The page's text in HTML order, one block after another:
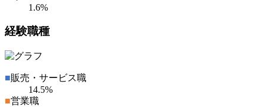
1.6%
経験職種
■販売・サービス職
14.5%
■営業職